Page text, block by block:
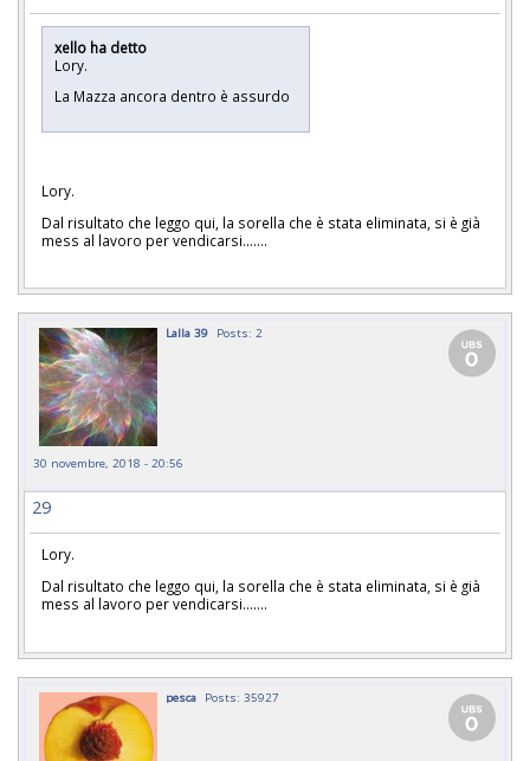
xello ha detto
Lory.
La Mazza ancora dentro è assurdo
Lory.
Dal risultato che leggo qui, la sorella che è stata eliminata, si è già
mess al lavoro per vendicarsi.......
Lalla 39 Posts: 2
30 novembre, 2018 - 20:56
29
Lory.
Dal risultato che leggo qui, la sorella che è stata eliminata, si è già
mess al lavoro per vendicarsi.......
pesca Posts: 35927